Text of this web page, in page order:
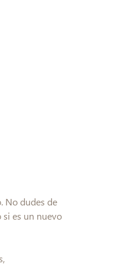
No dudes de
si es un nuevo